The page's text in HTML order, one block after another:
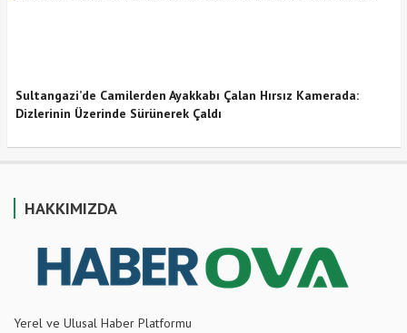
Sultangazi’de Camilerden Ayakkabı Çalan Hırsız Kamerada:
Dizlerinin Üzerinde Sürünerek Çaldı
HAKKIMIZDA
Yerel ve Ulusal Haber Platformu